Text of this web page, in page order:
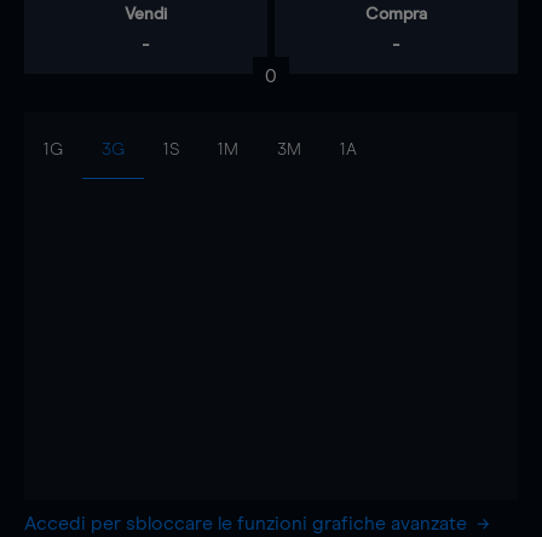
Vendi
-
Compra
-
0
1G 3G 1S 1M 3M 1A
Accedi per sbloccare le funzioni grafiche avanzate